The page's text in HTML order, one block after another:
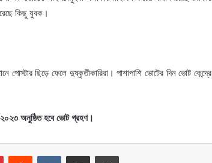
কিছু যুবক।
ছিড়ে ফেলে দুষ্কৃতীকারিরা। পাশাপাশি ভোটের দিন ভোট কেন্দ্রে
২০২৩ অনুষ্ঠিত হবে ভোট গ্রহণ।
PinterestReddit VKontakteShare via Email Print